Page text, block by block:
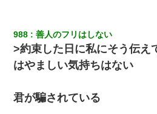
988 善人のフリはしない
>約束した日に私にそう伝え
はやましい気持ちはない
君が騙されている